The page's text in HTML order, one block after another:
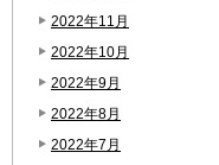
2022年11月
2022年10月
2022年9月
2022年8月
2022年7月